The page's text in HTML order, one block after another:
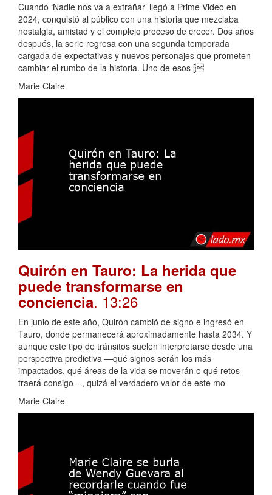
Cuando ‘Nadie nos va a extrañar’ llegó a Prime Video en
2024, conquistó al público con una historia que mezclaba
nostalgia, amistad y el complejo proceso de crecer. Dos años
después, la serie regresa con una segunda temporada
cargada de expectativas y nuevos personajes que prometen
cambiar el rumbo de la historia. Uno de esos [
Marie Claire
Quirón en Tauro: La herida que
puede transformarse en
conciencia. 13:26
En junio de este año, Quirón cambió de signo e ingresó en
Tauro, donde permanecerá aproximadamente hasta 2034. Y
aunque este tipo de tránsitos suelen interpretarse desde una
perspectiva predictiva —qué signos serán los más
impactados, qué áreas de la vida se moverán o qué retos
traerá consigo—, quizá el verdadero valor de este mo
Marie Claire